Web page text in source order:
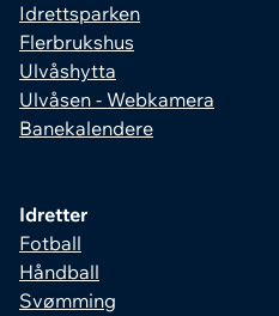
Idrettsparken
Flerbrukshus
Ulvåshytta
Ulvåsen - Webkamera
Banekalendere
Idretter
Fotball
Håndball
Svømming